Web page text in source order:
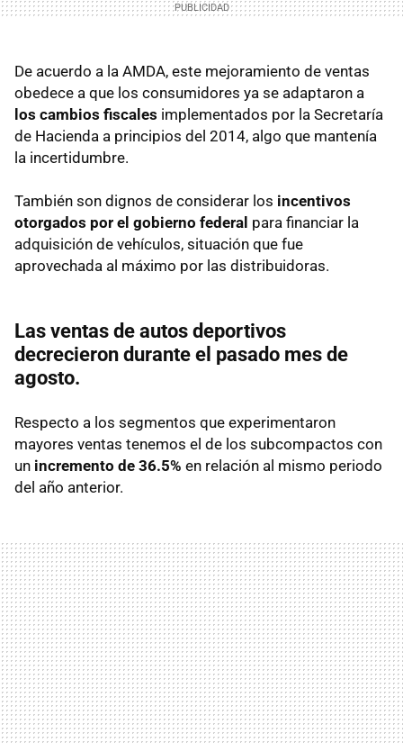
De acuerdo a la AMDA, este mejoramiento de ventas
obedece a que los consumidores ya se adaptaron a
los cambios fiscales implementados por la Secretaría
de Hacienda a principios del 2014, algo que mantenía
la incertidumbre.
También son dignos de considerar los incentivos
otorgados por el gobierno federal para financiar la
adquisición de vehículos, situación que fue
aprovechada al máximo por las distribuidoras.
Las ventas de autos deportivos
decrecieron durante el pasado mes de
agosto.
Respecto a los segmentos que experimentaron
mayores ventas tenemos el de los subcompactos con
un incremento de 36.5% en relación al mismo periodo
del año anterior.